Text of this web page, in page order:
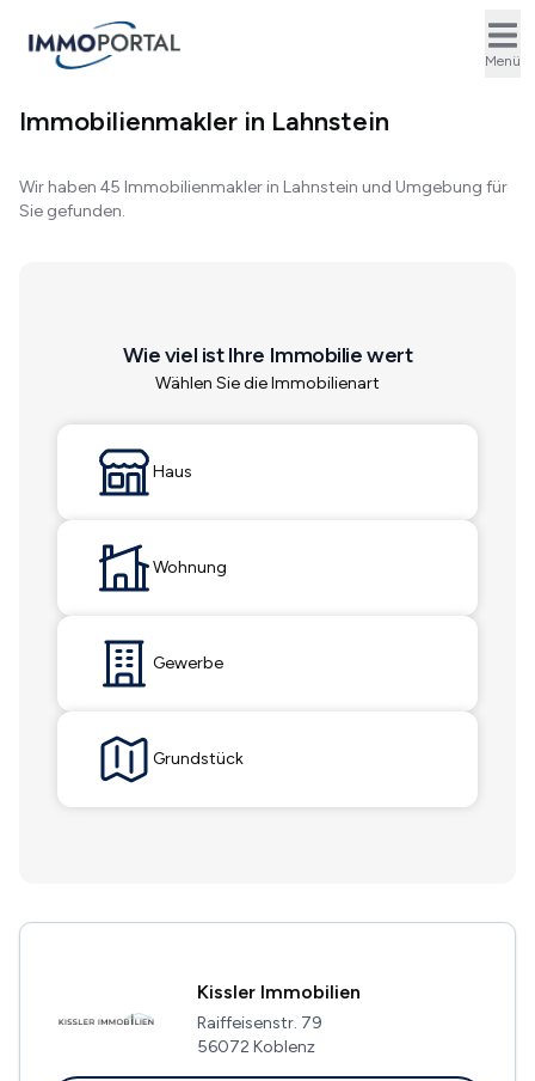
Menü
Immobilienmakler in Lahnstein
Wir haben 45 Immobilienmakler in Lahnstein und Umgebung für
Sie gefunden.
Wie viel ist Ihre Immobilie wert
Wählen Sie die Immobilienart
Haus
Wohnung
Gewerbe
Grundstück
Kissler Immobilien
Raiffeisenstr. 79
56072 Koblenz